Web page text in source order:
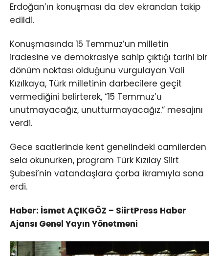
Erdoğan’ın konuşması da dev ekrandan takip
edildi.
Konuşmasında 15 Temmuz’un milletin
iradesine ve demokrasiye sahip çıktığı tarihi bir
dönüm noktası olduğunu vurgulayan Vali
Kızılkaya, Türk milletinin darbecilere geçit
vermediğini belirterek, “15 Temmuz’u
unutmayacağız, unutturmayacağız.” mesajını
verdi.
Gece saatlerinde kent genelindeki camilerden
sela okunurken, program Türk Kızılay Siirt
Şubesi’nin vatandaşlara çorba ikramıyla sona
erdi.
Haber: İsmet AÇIKGÖZ – SiirtPress Haber
Ajansı Genel Yayın Yönetmeni